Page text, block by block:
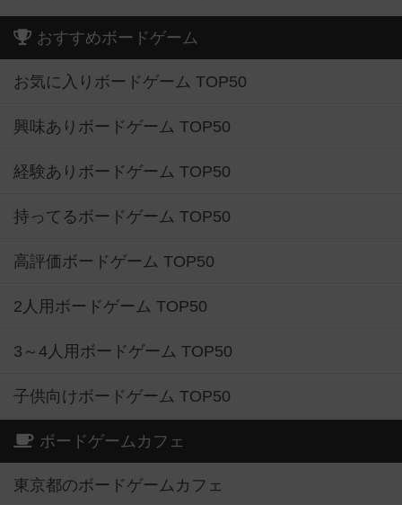
おすすめボードゲーム
お気に入りボードゲーム TOP50
興味ありボードゲーム TOP50
経験ありボードゲーム TOP50
持ってるボードゲーム TOP50
高評価ボードゲーム TOP50
2人用ボードゲーム TOP50
3～4人用ボードゲーム TOP50
子供向けボードゲーム TOP50
ボードゲームカフェ
東京都のボードゲームカフェ